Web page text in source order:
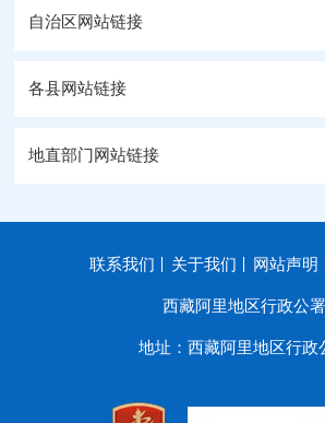
自治区网站链接
各县网站链接
地直部门网站链接
联系我们 关于我们 网站声明
西藏阿里地区行政公署
地址：西藏阿里地区行政